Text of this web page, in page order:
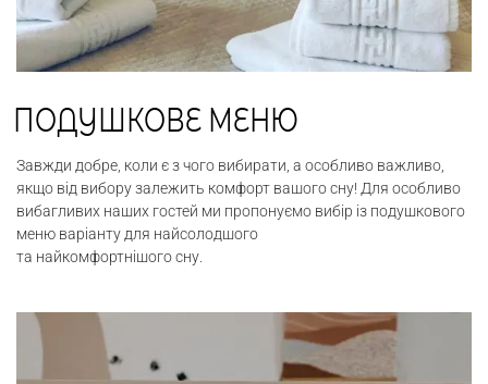
ПОДУШКОВЕ МЕНЮ
Завжди добре, коли є з чого вибирати, а особливо важливо,
якщо від вибору залежить комфорт вашого сну! Для особливо
вибагливих наших гостей ми пропонуємо вибір із подушкового
меню варіанту для найсолодшого
та найкомфортнішого сну.